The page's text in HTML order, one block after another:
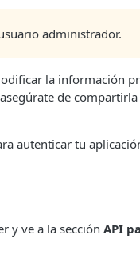
administrador.
la información
de
autenticar tu
y ve a la sección API